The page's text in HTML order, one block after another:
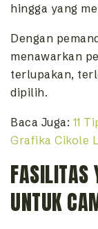
hingga yang
Dengan
menawarkan
terlupakan,
dipilih.
Baca Juga: 11
Grafika Cikole
FASILITAS
UNTUK